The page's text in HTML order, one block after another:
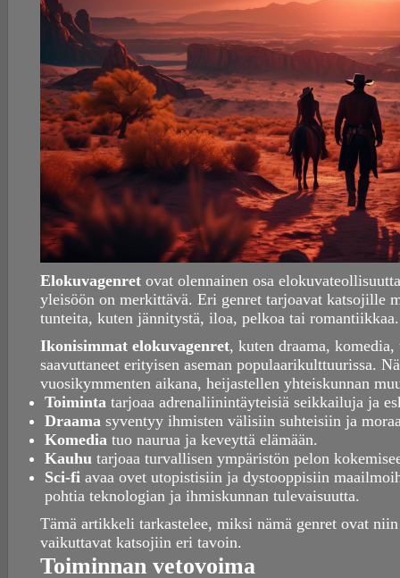
Elokuvagenret ovat olennainen osa
yleisöön on merkittävä. Eri genret tarjoavat katsojille
tunteita, kuten jännitystä, iloa, pelkoa tai romantiikkaa.
Ikonisimmat elokuvagenret, kuten draama,
saavuttaneet erityisen aseman populaarikulttuurissa.
vuosikymmenten aikana, heijastellen yhteiskunnan
Toiminta tarjoaa adrenaliinintäyteisiä seikkailuja ja
Draama syventyy ihmisten välisiin suhteisiin ja
Komedia tuo naurua ja keveyttä elämään.
Kauhu tarjoaa turvallisen ympäristön pelon
Sci-fi avaa ovet utopistisiin ja dystooppisiin
pohtia teknologian ja ihmiskunnan tulevaisuutta.
Tämä artikkeli tarkastelee, miksi nämä genret ovat
vaikuttavat katsojiin eri tavoin.
Toiminnan vetovoima